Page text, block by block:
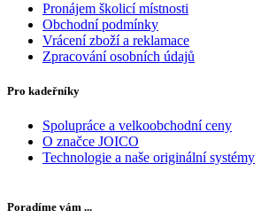
Pronájem školicí místnosti
Obchodní podmínky
Vrácení zboží a reklamace
Zpracování osobních údajů
Pro kadeřníky
Spolupráce a velkoobchodní ceny
O značce JOICO
Technologie a naše originální systémy
Poradíme vám ...